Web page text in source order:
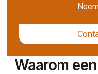
Waarom